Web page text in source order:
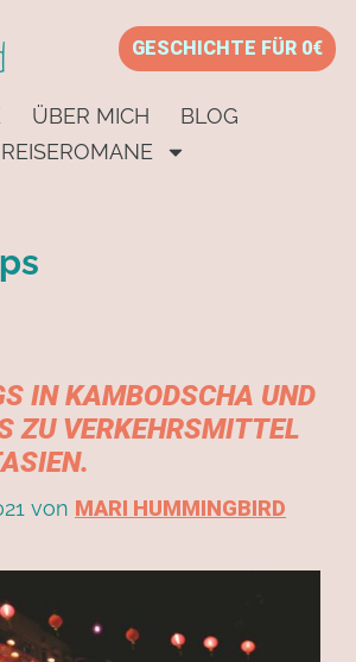
GESCHICHTE FÜR 0€
ÜBER MICH
BLOG
REISEROMANE
IN KAMBODSCHA UND
ZU VERKEHRSMITTEL
von MARI HUMMINGBIRD